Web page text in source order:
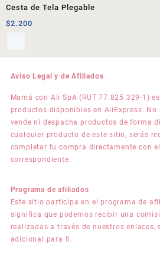
Cesta de Tela Plegable
$2.200
Aviso Legal y de Afiliados
Mamá con Ali SpA (RUT 77.825.329-1)
productos disponibles en AliExpress.
vende ni despacha productos de forma
cualquier producto de este sitio, serás
completar tu compra directamente con
correspondiente.
Programa de afiliados
Este sitio participa en el programa de
significa que podemos recibir una
realizadas a través de nuestros enlaces,
adicional para ti.